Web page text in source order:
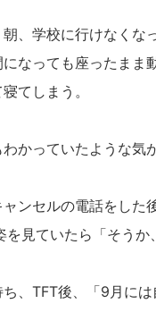
、学校に行けなくな
なっても座ったまま
てしまう。
かっていたような気
ンセルの電話をした
を見ていたら「そうか
、TFT後、「9月に